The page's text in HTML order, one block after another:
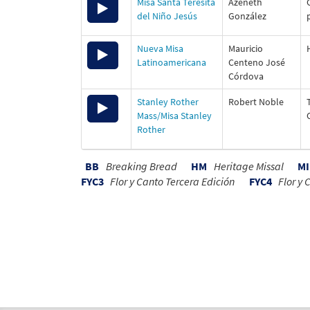
decrease
increase
or
decrease
volume.
00:00
Use
Up/Down
keys
increase
decrease
volume.
Player
00:00
Use
Up/Down
keys
to
increase
del Niño Jesús
González
Audio
Player
00:00
Up/Down
Arrow
Nueva Misa
Latinoamericana
Mauricio
Centeno José
Córdova
Audio
Player
00:00
decrease
Stanley Rother
Mass/Misa Stanley
Rother
Robert Noble
BB Breaking Bread HM Heritage Missal MI
FYC3 Flor y Canto Tercera Edición FYC4 Flor y